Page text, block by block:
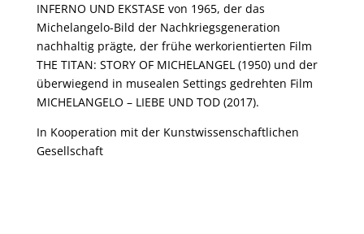
INFERNO UND EKSTASE von 1965, der das
Michelangelo-Bild der Nachkriegsgeneration
nachhaltig prägte, der frühe werkorientierten Film
THE TITAN: STORY OF MICHELANGEL (1950) und der
überwiegend in musealen Settings gedrehten Film
MICHELANGELO – LIEBE UND TOD (2017).
In Kooperation mit der Kunstwissenschaftlichen
Gesellschaft